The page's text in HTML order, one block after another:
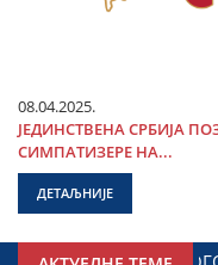
08.04.2025.
ЈЕДИНСТВЕНА СРБИЈА
СИМПАТИЗЕРЕ НА...
ДЕТАЉНИЈЕ